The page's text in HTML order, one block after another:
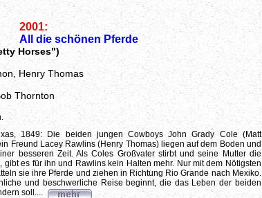
2001:
All die schönen Pferde
Horses")
Henry Thomas
Thornton
1849: Die beiden jungen Cowboys John Grady Cole (Matt
Freund Lacey Rawlins (Henry Thomas) liegen auf dem Boden und
besseren Zeit. Als Coles Großvater stirbt und seine Mutter die
gibt es für ihn und Rawlins kein Halten mehr. Nur mit dem Nötigsten
sie ihre Pferde und ziehen in Richtung Rio Grande nach Mexiko.
und beschwerliche Reise beginnt, die das Leben der beiden
soll....